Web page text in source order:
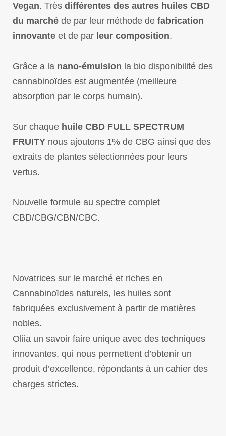
Vegan. Très différentes des autres huiles CBD
du marché de par leur méthode de fabrication
innovante et de par leur composition.
Grâce a la nano-émulsion la bio disponibilité des
cannabinoïdes est augmentée (meilleure
absorption par le corps humain).
Sur chaque huile CBD FULL SPECTRUM
FRUITY nous ajoutons 1% de CBG ainsi que des
extraits de plantes sélectionnées pour leurs
vertus.
Nouvelle formule au spectre complet
CBD/CBG/CBN/CBC.
Novatrices sur le marché et riches en
Cannabinoïdes naturels, les huiles sont
fabriquées exclusivement à partir de matières
nobles.
Oliia un savoir faire unique avec des techniques
in­novantes, qui nous permettent d’obte­nir un
produit d’excellence, répon­dants à un cahier des
charges strictes.